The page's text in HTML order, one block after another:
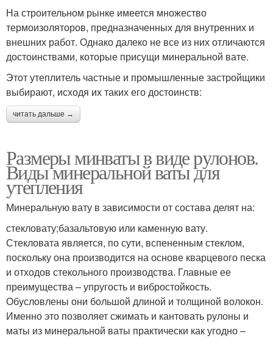
На строительном рынке имеется множество
термоизоляторов, предназначенных для внутренних и
внешних работ. Однако далеко не все из них отличаются
достоинствами, которые присущи минеральной вате.
Этот утеплитель частные и промышленные застройщики
выбирают, исходя их таких его достоинств:
читать дальше →
Размеры минваты в виде рулонов.
Виды минеральной ваты для
утепления
Минеральную вату в зависимости от состава делят на:
стекловату;базальтовую или каменную вату.
Стекловата является, по сути, вспененным стеклом,
поскольку она производится на основе кварцевого песка
и отходов стекольного производства. Главные ее
преимущества – упругость и вибростойкость.
Обусловлены они большой длиной и толщиной волокон.
Именно это позволяет сжимать и кантовать рулоны и
маты из минеральной ваты практически как угодно –